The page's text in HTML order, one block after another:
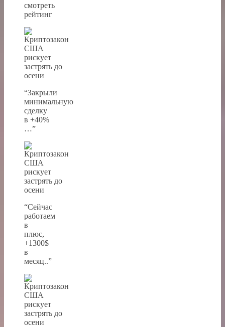
смотреть
рейтинг
“Закрыли
минимальную
сделку
в +40%
…”
“Сейчас
работаем
в
плюс,
+1300$
в
месяц..”